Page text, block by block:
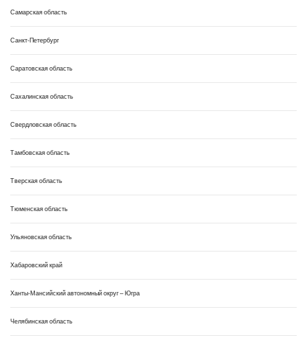
Самарская область
Санкт-Петербург
Саратовская область
Сахалинская область
Свердловская область
Тамбовская область
Тверская область
Тюменская область
Ульяновская область
Хабаровский край
Ханты-Мансийский автономный округ – Югра
Челябинская область